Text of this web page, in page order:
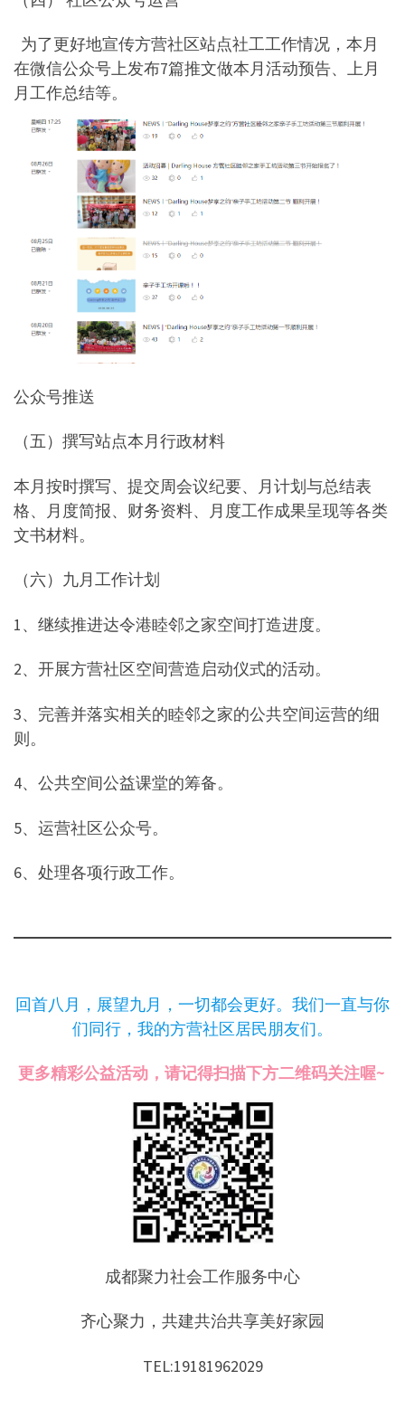
为了更好地宣传方营社区站点社工工作情况，本月
在微信公众号上发布7篇推文做本月活动预告、上月
月工作总结等。
公众号推送
（五）撰写站点本月行政材料
本月按时撰写、提交周会议纪要、月计划与总结表
格、月度简报、财务资料、月度工作成果呈现等各类
文书材料。
（六）九月工作计划
1、继续推进达令港睦邻之家空间打造进度。
2、开展方营社区空间营造启动仪式的活动。
3、完善并落实相关的睦邻之家的公共空间运营的细
则。
4、公共空间公益课堂的筹备。
5、运营社区公众号。
6、处理各项行政工作。
回首八月，展望九月，一切都会更好。我们一直与你
们同行，我的方营社区居民朋友们。
更多精彩公益活动，请记得扫描下方二维码关注喔~
成都聚力社会工作服务中心
齐心聚力，共建共治共享美好家园
TEL:19181962029